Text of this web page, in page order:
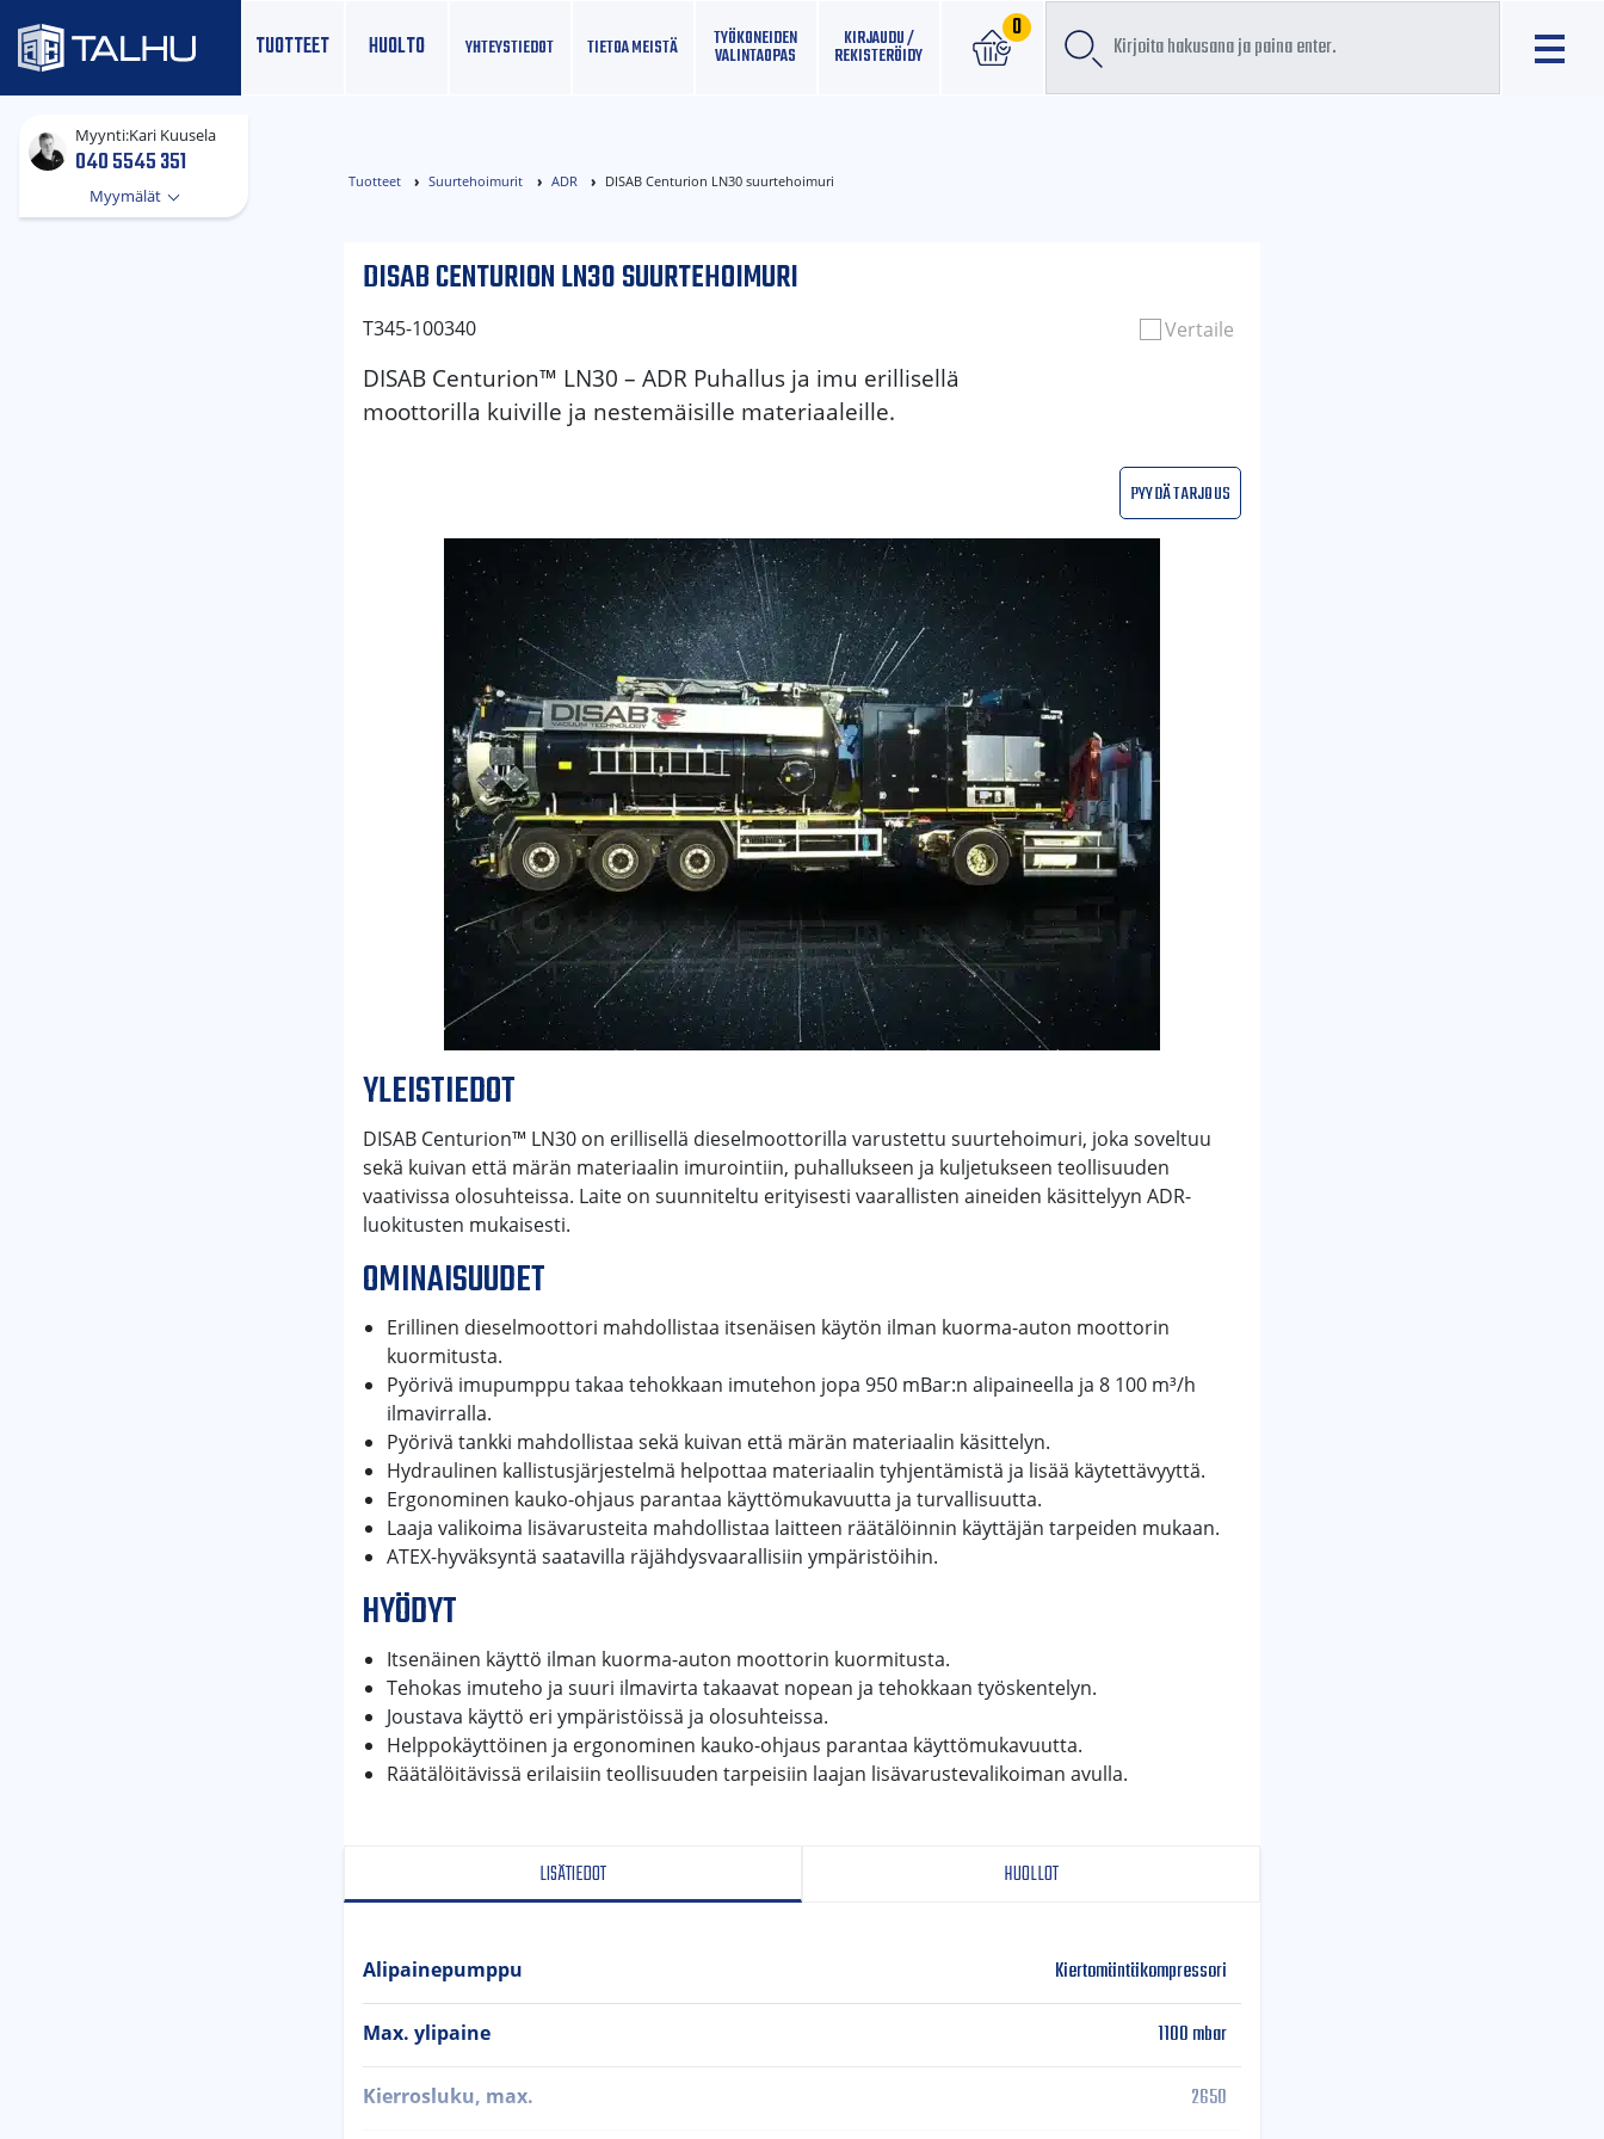
TUOTTEET HUOLTO
0
YHTEYS­TIEDOT TIETOA MEISTÄ TYÖKONEIDEN
VALINTAOPAS
KIRJAUDU /
REKISTERÖIDY
Myynti:Kari Kuusela
040 5545 351
Myymälät
Tuotteet Suurtehoimurit ADR DISAB Centurion LN30 suurtehoimuri
DISAB CENTURION LN30 SUURTEHOIMURI
T345-100340 Vertaile
DISAB Centurion™ LN30 – ADR Puhallus ja imu erillisellä
moottorilla kuiville ja nestemäisille materiaaleille.
Pyydä tarjous
LISÄTIEDOT HUOLLOT
Alipainepumppu Kiertomäntäkompressori
Max. ylipaine 1100 mbar
Kierrosluku, max. 2650
YLEISTIEDOT
DISAB Centurion™ LN30 on erillisellä dieselmoottorilla varustettu suurtehoimuri, joka soveltuu
sekä kuivan että märän materiaalin imurointiin, puhallukseen ja kuljetukseen teollisuuden
vaativissa olosuhteissa. Laite on suunniteltu erityisesti vaarallisten aineiden käsittelyyn ADR-
luokitusten mukaisesti.
OMINAISUUDET
Erillinen dieselmoottori mahdollistaa itsenäisen käytön ilman kuorma-auton moottorin
kuormitusta.
Pyörivä imupumppu takaa tehokkaan imutehon jopa 950 mBar:n alipaineella ja 8 100 m³/h
ilmavirralla.
Pyörivä tankki mahdollistaa sekä kuivan että märän materiaalin käsittelyn.
Hydraulinen kallistusjärjestelmä helpottaa materiaalin tyhjentämistä ja lisää käytettävyyttä.
Ergonominen kauko-ohjaus parantaa käyttömukavuutta ja turvallisuutta.
Laaja valikoima lisävarusteita mahdollistaa laitteen räätälöinnin käyttäjän tarpeiden mukaan.
ATEX-hyväksyntä saatavilla räjähdysvaarallisiin ympäristöihin.
HYÖDYT
Itsenäinen käyttö ilman kuorma-auton moottorin kuormitusta.
Tehokas imuteho ja suuri ilmavirta takaavat nopean ja tehokkaan työskentelyn.
Joustava käyttö eri ympäristöissä ja olosuhteissa.
Helppokäyttöinen ja ergonominen kauko-ohjaus parantaa käyttömukavuutta.
Räätälöitävissä erilaisiin teollisuuden tarpeisiin laajan lisävarustevalikoiman avulla.